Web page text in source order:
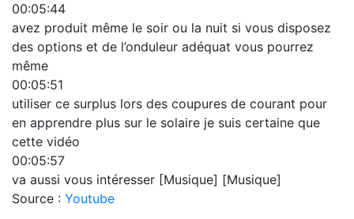
00:05:44
avez produit même le soir ou la nuit si vous disposez
des options et de l’onduleur adéquat vous pourrez
même
00:05:51
utiliser ce surplus lors des coupures de courant pour
en apprendre plus sur le solaire je suis certaine que
cette vidéo
00:05:57
va aussi vous intéresser [Musique] [Musique]
Source : Youtube